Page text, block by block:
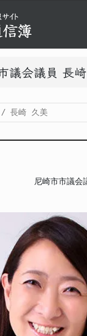
議会議員 長
長崎 久美
尼崎市市議会